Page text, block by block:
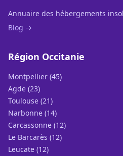
Annuaire des hébergements
Blog →
Région Occitanie
Montpellier (45)
Agde (23)
Toulouse (21)
Narbonne (14)
Carcassonne (12)
Le Barcarès (12)
Leucate (12)